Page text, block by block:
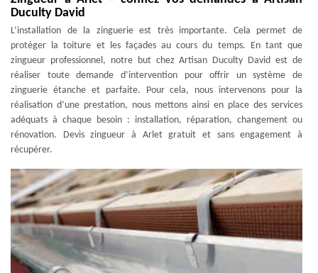
Duculty David
L’installation de la zinguerie est très importante. Cela permet de
protéger la toiture et les façades au cours du temps. En tant que
zingueur professionnel, notre but chez Artisan Duculty David est de
réaliser toute demande d’intervention pour offrir un système de
zinguerie étanche et parfaite. Pour cela, nous intervenons pour la
réalisation d’une prestation, nous mettons ainsi en place des services
adéquats à chaque besoin : installation, réparation, changement ou
rénovation. Devis zingueur à Arlet gratuit et sans engagement à
récupérer.